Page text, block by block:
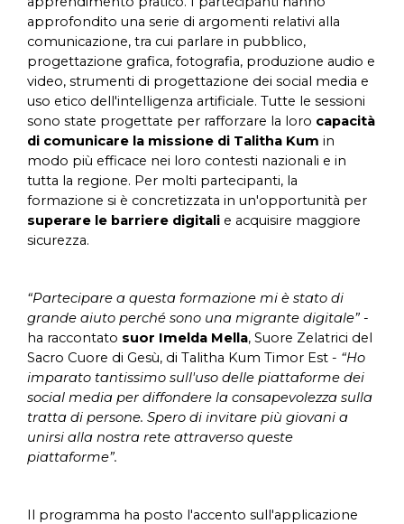
approfondito una serie di argomenti relativi alla
comunicazione, tra cui parlare in pubblico,
progettazione grafica, fotografia, produzione audio e
video, strumenti di progettazione dei social media e
uso etico dell'intelligenza artificiale. Tutte le sessioni
sono state progettate per rafforzare la loro capacità
di comunicare la missione di Talitha Kum in
modo più efficace nei loro contesti nazionali e in
tutta la regione. Per molti partecipanti, la
formazione si è concretizzata in un'opportunità per
superare le barriere digitali e acquisire maggiore
sicurezza.
“Partecipare a questa formazione mi è stato di
grande aiuto perché sono una migrante digitale” -
ha raccontato suor Imelda Mella, Suore Zelatrici del
Sacro Cuore di Gesù, di Talitha Kum Timor Est - “Ho
imparato tantissimo sull'uso delle piattaforme dei
social media per diffondere la consapevolezza sulla
tratta di persone. Spero di invitare più giovani a
unirsi alla nostra rete attraverso queste
piattaforme”.
Il programma ha posto l'accento sull'applicazione